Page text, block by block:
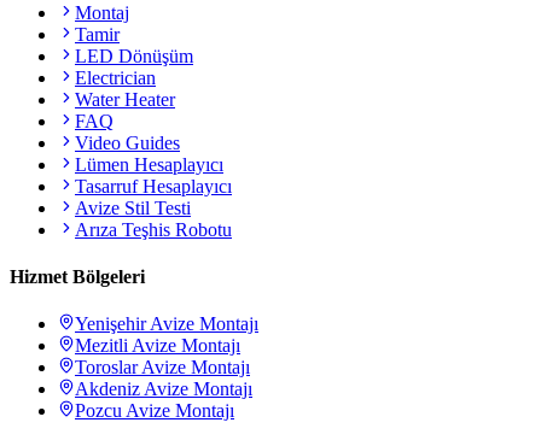
Montaj
Tamir
LED Dönüşüm
Electrician
Water Heater
FAQ
Video Guides
Lümen Hesaplayıcı
Tasarruf Hesaplayıcı
Avize Stil Testi
Arıza Teşhis Robotu
Hizmet Bölgeleri
YenişehirAvize Montajı
Mezitli Avize Montajı
ToroslarAvize Montajı
Akdeniz Avize Montajı
Pozcu Avize Montajı